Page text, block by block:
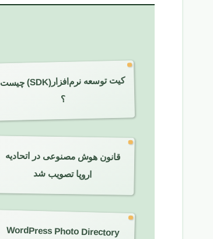
کیت توسعه نرم‌افزار(SDK) چیست
؟
قانون هوش مصنوعی در اتحادیه
اروپا تصویب شد
WordPress Photo Directory